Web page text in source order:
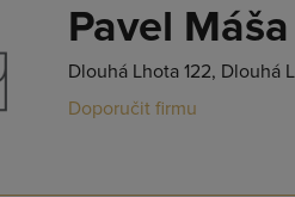
Pavel Máša
Dlouhá Lhota 122, Dlouhá
Doporučit firmu